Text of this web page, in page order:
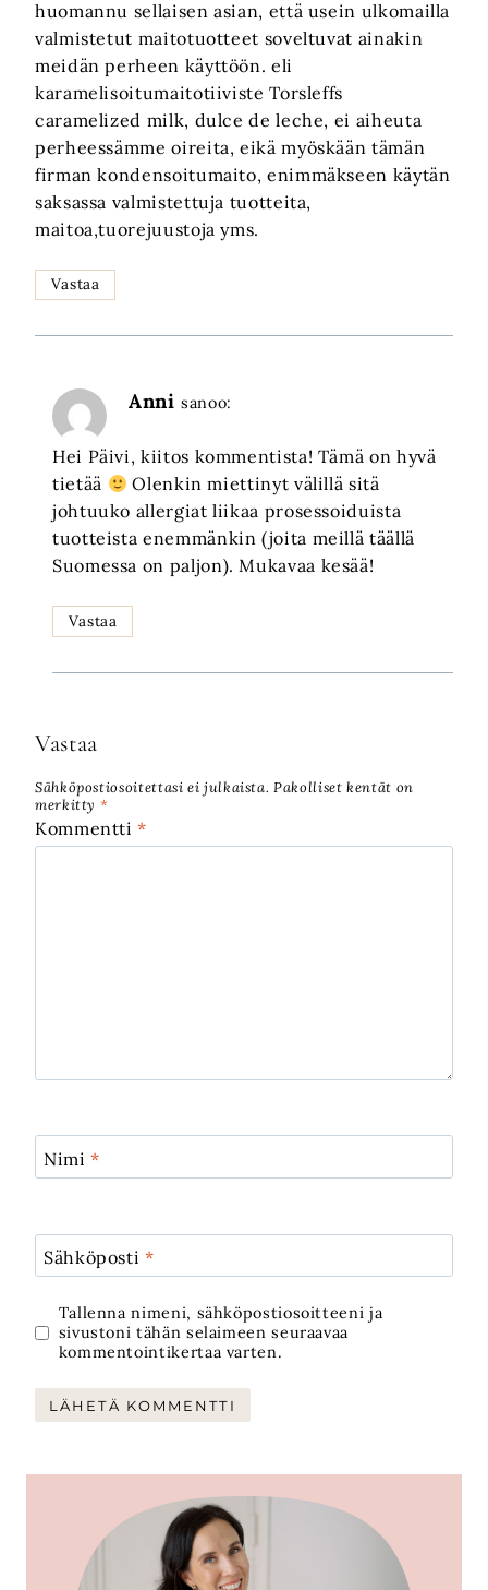
huomannu sellaisen asian, että usein ulkomailla
valmistetut maitotuotteet soveltuvat ainakin
meidän perheen käyttöön. eli
karamelisoitumaitotiiviste Torsleffs
caramelized milk, dulce de leche, ei aiheuta
perheessämme oireita, eikä myöskään tämän
firman kondensoitumaito, enimmäkseen käytän
saksassa valmistettuja tuotteita,
maitoa,tuorejuustoja yms.
Vastaa
Anni sanoo:
Hei Päivi, kiitos kommentista! Tämä on hyvä
tietää
Olenkin miettinyt välillä sitä
johtuuko allergiat liikaa prosessoiduista
tuotteista enemmänkin (joita meillä täällä
Suomessa on paljon). Mukavaa kesää!
Vastaa
Vastaa
Sähköpostiosoitettasi ei julkaista. Pakolliset kentät on
merkitty *
Kommentti*
Nimi*
Sähköposti*
Tallenna nimeni, sähköpostiosoitteeni ja
sivustoni tähän selaimeen seuraavaa
kommentointikertaa varten.